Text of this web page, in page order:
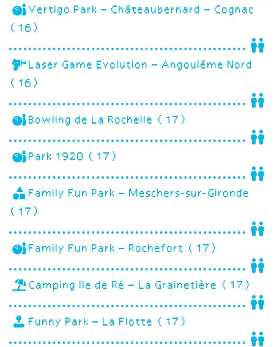
Vertigo Park – Châteaubernard – Cognac
(16)
Laser Game Evolution – Angoulême Nord
(16)
Bowling de La Rochelle (17)
Park 1920 (17)
Family Fun Park – Meschers-sur-Gironde
(17)
Family Fun Park – Rochefort (17)
Camping Ile de Ré – La Grainetière (17)
Funny Park – La Flotte (17)